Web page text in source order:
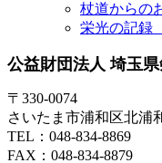
杖道からの
栄光の記録
公益財団法人 埼玉
〒330-0074
さいたま市浦和区北浦
TEL：048-834-8869
FAX：048-834-8879